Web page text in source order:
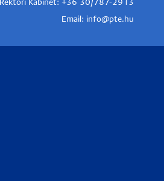
Rektori Kabinet: +36 30/787-2913
Email: info@pte.hu